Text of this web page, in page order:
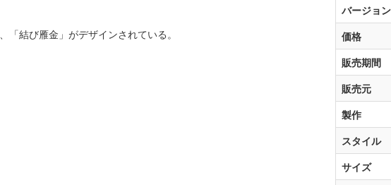
結び雁金」がデザインされている。
バージョ
価格
販売期間
販売元
製作
スタイル
サイズ